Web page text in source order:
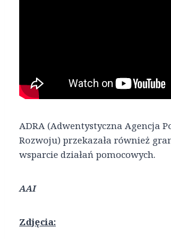
ADRA (Adwentystyczna Agencja
Rozwoju) przekazała również
wsparcie działań pomocowych.
AAI
Zdjęcia: